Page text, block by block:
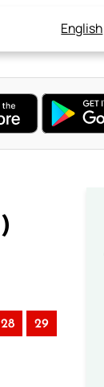
English
28 29